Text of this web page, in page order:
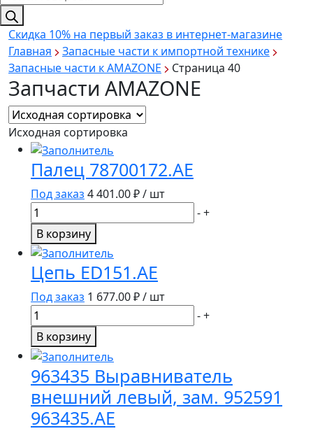
товаров
Скидка 10% на первый заказ в интернет-магазине
Главная
Запасные части к импортной технике
Запасные части к AMAZONE
Страница 40
Запчасти AMAZONE
Исходная сортировка
Палец 78700172.AE
Под заказ 4 401.00₽ / шт
Количество
товара
Палец
78700172.AE
-+
В корзину
Цепь ED151.AE
Под заказ 1 677.00₽ / шт
Количество
товара
Цепь
ED151.AE
-+
В корзину
963435 Выравниватель
внешний левый, зам. 952591
963435.AE